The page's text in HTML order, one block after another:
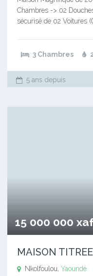
Chambres -> 02
sécurisé de 02 Voitures
3 Chambres
5 ans depuis
15 000 000
MAISON
Nkolfoulou, Yaoundé